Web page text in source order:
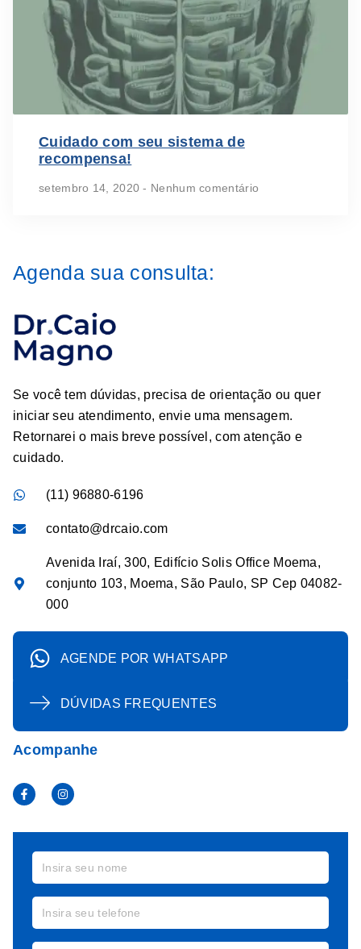
Cuidado com seu sistema de
recompensa!
setembro 14, 2020 Nenhum comentário
Agenda sua consulta:
Se você tem dúvidas, precisa de orientação ou quer
iniciar seu atendimento, envie uma mensagem.
Retornarei o mais breve possível, com atenção e
cuidado.
(11) 96880-6196
contato@drcaio.com
Avenida Iraí, 300, Edifício Solis Office Moema,
conjunto 103, Moema, São Paulo, SP Cep 04082-
000
AGENDE POR WHATSAPP
DÚVIDAS FREQUENTES
Acompanhe